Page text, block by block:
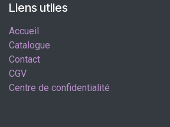
Liens utiles
Accueil
Catalogue
Contact
CGV
Centre de confidentialité